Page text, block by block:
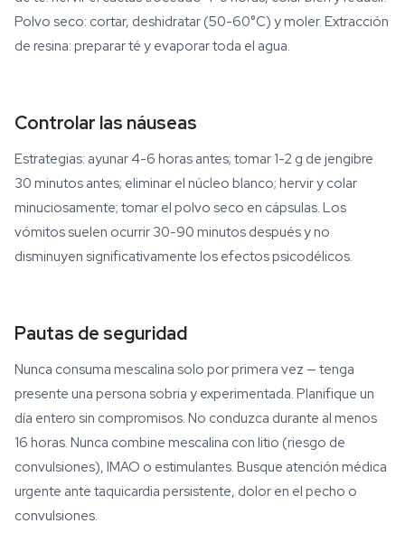
Polvo seco: cortar, deshidratar (50-60°C) y moler. Extracción
de resina: preparar té y evaporar toda el agua.
Controlar las náuseas
Estrategias: ayunar 4-6 horas antes; tomar 1-2 g de jengibre
30 minutos antes; eliminar el núcleo blanco; hervir y colar
minuciosamente; tomar el polvo seco en cápsulas. Los
vómitos suelen ocurrir 30-90 minutos después y no
disminuyen significativamente los efectos psicodélicos.
Pautas de seguridad
Nunca consuma mescalina solo por primera vez — tenga
presente una persona sobria y experimentada. Planifique un
día entero sin compromisos. No conduzca durante al menos
16 horas. Nunca combine mescalina con litio (riesgo de
convulsiones), IMAO o estimulantes. Busque atención médica
urgente ante taquicardia persistente, dolor en el pecho o
convulsiones.